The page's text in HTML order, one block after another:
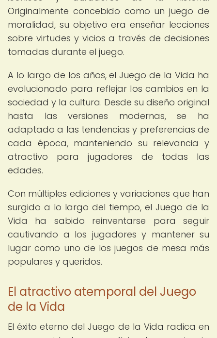
Originalmente concebido como un juego de
moralidad, su objetivo era enseñar lecciones
sobre virtudes y vicios a través de decisiones
tomadas durante el juego.
A lo largo de los años, el Juego de la Vida ha
evolucionado para reflejar los cambios en la
sociedad y la cultura. Desde su diseño original
hasta las versiones modernas, se ha
adaptado a las tendencias y preferencias de
cada época, manteniendo su relevancia y
atractivo para jugadores de todas las
edades.
Con múltiples ediciones y variaciones que han
surgido a lo largo del tiempo, el Juego de la
Vida ha sabido reinventarse para seguir
cautivando a los jugadores y mantener su
lugar como uno de los juegos de mesa más
populares y queridos.
El atractivo atemporal del Juego
de la Vida
El éxito eterno del Juego de la Vida radica en